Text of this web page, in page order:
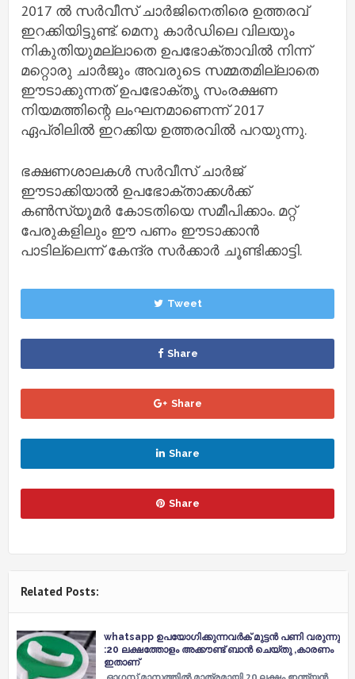
2017 ല്‍ സര്‍വീസ് ചാര്‍ജിനെതിരെ ഉത്തരവ്
ഇറക്കിയിട്ടുണ്ട്. മെനു കാര്‍ഡിലെ വിലയും
നികുതിയുമല്ലാതെ ഉപഭോക്താവില്‍ നിന്ന്
മറ്റൊരു ചാര്‍ജും അവരുടെ സമ്മതമില്ലാതെ
ഈടാക്കുന്നത് ഉപഭോക്തൃ സംരക്ഷണ
നിയമത്തിന്റെ ലംഘനമാണെന്ന് 2017
ഏപ്രിലില്‍ ഇറക്കിയ ഉത്തരവില്‍ പറയുന്നു.
ഭക്ഷണശാലകള്‍ സര്‍വീസ് ചാര്‍ജ്
ഈടാക്കിയാല്‍ ഉപഭോക്താക്കള്‍ക്ക്
കണ്‍സ്യൂമര്‍ കോടതിയെ സമീപിക്കാം. മറ്റ്
പേരുകളിലും ഈ പണം ഈടാക്കാന്‍
പാടില്ലെന്ന് കേന്ദ്ര സര്‍ക്കാര്‍ ചൂണ്ടിക്കാട്ടി.
Tweet
Share
Share
Share
Share
Related Posts:
whatsapp ഉപയോഗിക്കുന്നവർക് മുട്ടൻ പണി വരുന്നു
:20 ലക്ഷത്തോളം അക്കൗണ്ട് ബാൻ ചെയ്തു ,കാരണം
ഇതാണ്
ഓഗസ്റ്റ് മാസത്തിൽ മാത്രമായി 20 ലക്ഷം ഇന്ത്യൻ